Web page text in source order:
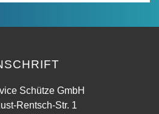
Schütze GmbH
Rentsch-Str. 1